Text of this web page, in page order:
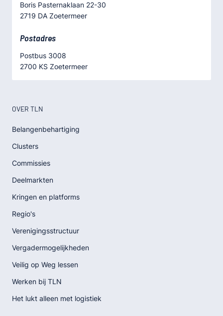
Boris Pasternaklaan 22-30
2719 DA Zoetermeer
Postadres
Postbus 3008
2700 KS Zoetermeer
OVER TLN
Belangenbehartiging
Clusters
Commissies
Deelmarkten
Kringen en platforms
Regio's
Verenigingsstructuur
Vergadermogelijkheden
Veilig op Weg lessen
Werken bij TLN
Het lukt alleen met logistiek